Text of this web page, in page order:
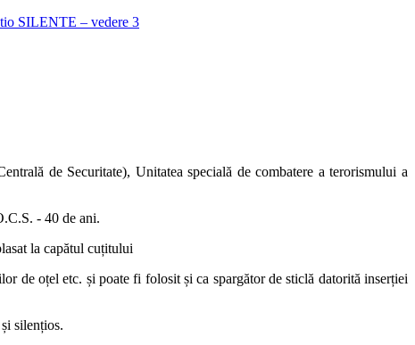
de Securitate), Unitatea specială de combatere a terorismului a
- 40 de ani.
la capătul cuțitului
de oțel etc. și poate fi folosit și ca spargător de sticlă datorită inserției
silențios.